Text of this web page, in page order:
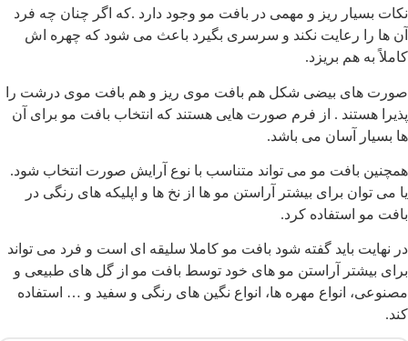
بسیار ریز و مهمی در بافت مو وجود دارد .که اگر چنان چه فرد
ها را رعایت نکند و سرسری بگیرد باعث می‌ شود که چهره اش
به هم بریزد.
های بیضی شکل هم بافت موی ریز و هم بافت موی درشت را
هستند . از فرم صورت هایی هستند که انتخاب بافت مو برای آن
بسیار آسان می باشد.
بافت مو می تواند متناسب با نوع آرایش صورت انتخاب شود.
می توان برای بیشتر آراستن مو ها از نخ ها و اپلیکه های رنگی در
مو استفاده کرد.
نهایت باید گفته شود بافت مو کاملا سلیقه ای است و فرد می تواند
بیشتر آراستن مو های خود توسط بافت مو از گل های طبیعی و
انواع مهره ها، انواع نگین های رنگی و سفید و … استفاده